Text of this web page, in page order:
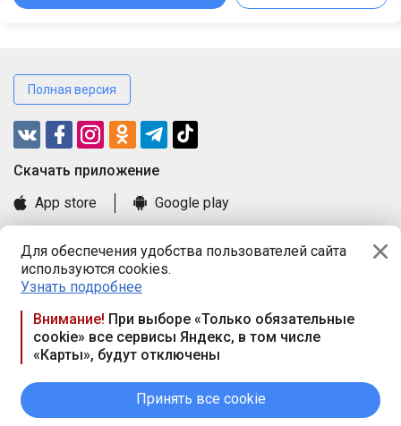
Для обеспечения удобства пользователей сайта
используются cookies.
Узнать подробнее
Внимание! При выборе «Только обязательные
cookie» все сервисы Яндекс, в том числе
«Карты», будут отключены
Принять все cookie
Полная версия
Cкачать приложение
App store
Google play
Книга замечаний и предложений
Правила и документы
Praca.by © 2000—2026, ООО «ПРАЦА БАЙ»
Республика Беларусь, 220114, г. Минск, пр-т Независимости
117а, пом. № 9.
вых. дн. — сб., вс.
Режим работы сайта — круглосуточно. E-mail ООО «ПРАЦА
БАЙ» editor@praca.by